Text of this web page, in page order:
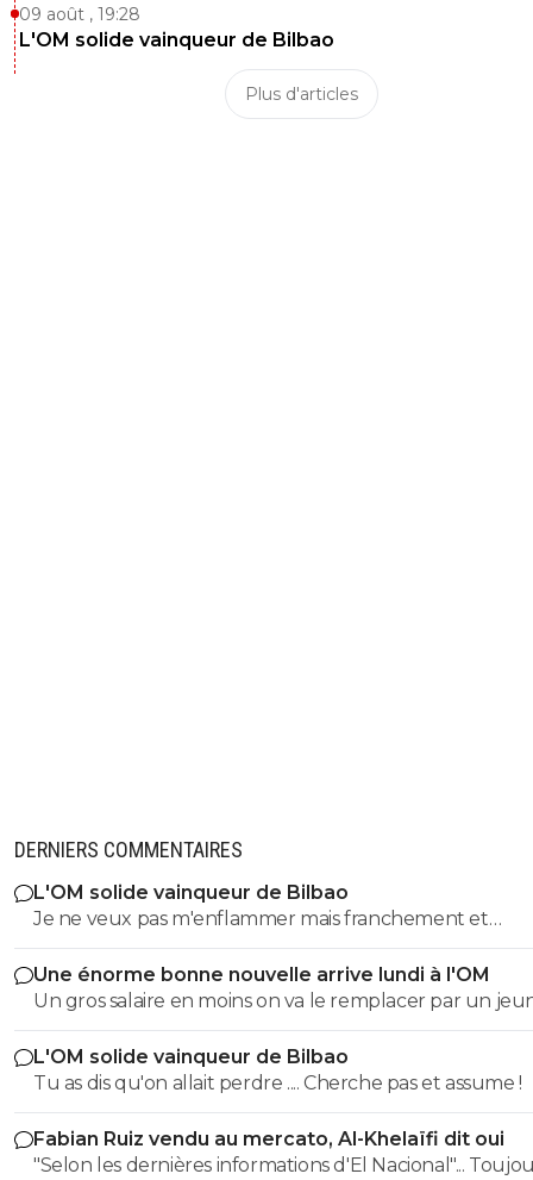
09 août , 19:28
L'OM solide vainqueur de Bilbao
Plus d'articles
DERNIERS COMMENTAIRES
L'OM solide vainqueur de Bilbao
Je ne veux pas m'enflammer mais franchement et
objectivement cette équipe m'a séduit hier a part
éléments qu'il faut vraiment supprimer style harit et
défense a renforcer le style de jeu proposé vers l'avant
rapide la signature de genesio me plaît énormément
et efficace j'étais pourtant plutôt contre sa venue
c'est que le début je suis impatient de voir la suite
Une énorme bonne nouvelle arrive lundi à l'OM
Un gros salaire en moins on va le remplacer par un
centre de formation..je pense que l ol peux faire
jeunes
L'OM solide vainqueur de Bilbao
Tu as dis qu'on allait perdre .... Cherche pas et assume !
Fabian Ruiz vendu au mercato, Al-Khelaïfi dit oui
"Selon les dernières informations d'El Nacional"... Toujours les